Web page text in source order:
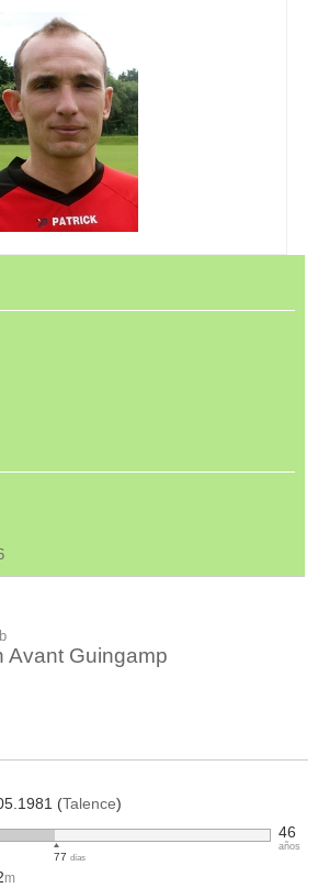
Avant Guingamp
(Talence)
77 días
46
años
m